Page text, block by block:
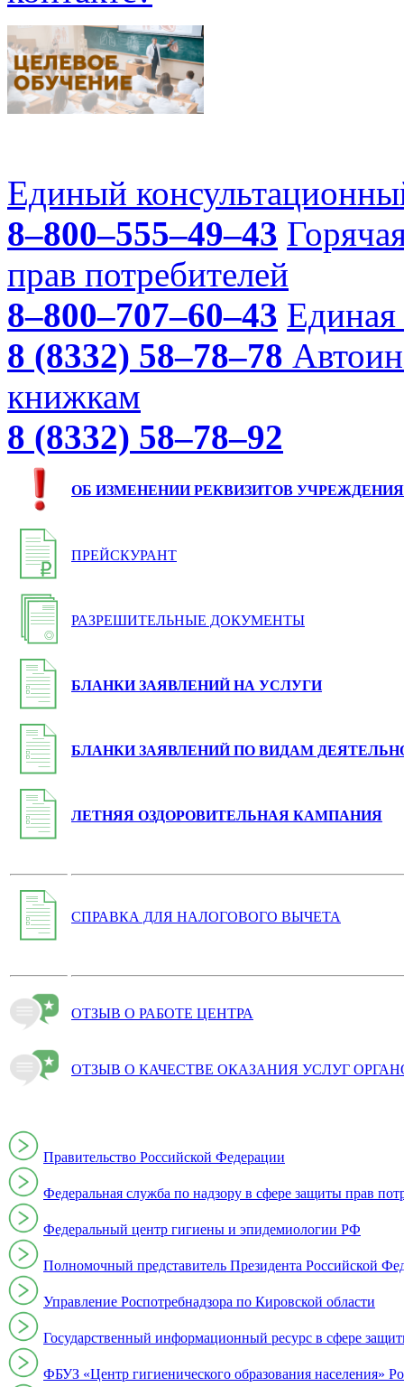
Единый
8–800–555–49–43
прав потребителей
8–800–707–60–43 Единая
8 (8332) 58–78–78
книжкам
8 (8332) 58–78–92
ОБ ИЗМЕНЕНИИ РЕКВИЗИТОВ УЧРЕЖДЕНИЯ
ПРЕЙСКУРАНТ
РАЗРЕШИТЕЛЬНЫЕ ДОКУМЕНТЫ
БЛАНКИ ЗАЯВЛЕНИЙ НА УСЛУГИ
БЛАНКИ ЗАЯВЛЕНИЙ ПО ВИДАМ
ЛЕТНЯЯ ОЗДОРОВИТЕЛЬНАЯ КАМПАНИЯ
СПРАВКА ДЛЯ НАЛОГОВОГО ВЫЧЕТА
ОТЗЫВ О РАБОТЕ ЦЕНТРА
ОТЗЫВ О КАЧЕСТВЕ ОКАЗАНИЯ УСЛУГ
Правительство Российской Федерации
Федеральная служба по надзору в сфере защиты прав
Федеральный центр гигиены и эпидемиологии РФ
Полномочный представитель Президента Российской
Управление Роспотребнадзора по Кировской области
Государственный информационный ресурс в сфере
ФБУЗ «Центр гигиенического образования населения»